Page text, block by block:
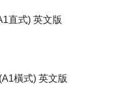
直式) 英文版
橫式) 英文版